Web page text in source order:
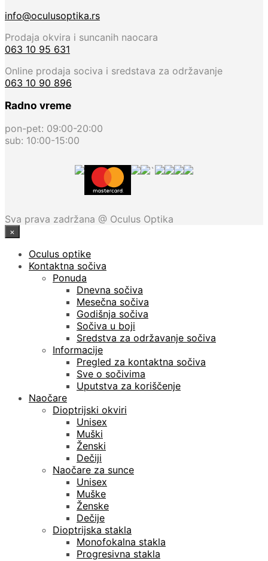
info@oculusoptika.rs
Prodaja okvira i suncanih naocara
063 10 95 631
Online prodaja sociva i sredstava za održavanje
063 10 90 896
Radno vreme
pon-pet: 09:00-20:00
sub: 10:00-15:00
`
Sva prava zadržana @ Oculus Optika
×
Oculus optike
Kontaktna sočiva
Ponuda
Dnevna sočiva
Mesečna sočiva
Godišnja sočiva
Sočiva u boji
Sredstva za održavanje sočiva
Informacije
Pregled za kontaktna sočiva
Sve o sočivima
Uputstva za koriščenje
Naočare
Dioptrijski okviri
Unisex
Muški
Ženski
Dečiji
Naočare za sunce
Unisex
Muške
Ženske
Dečije
Dioptrijska stakla
Monofokalna stakla
Progresivna stakla